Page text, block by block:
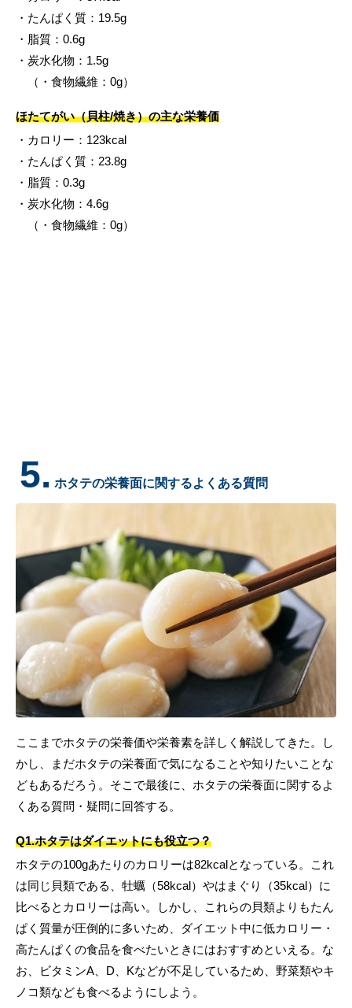
・たんぱく質：19.5g
・脂質：0.6g
・炭水化物：1.5g
（・食物繊維：0g）
ほたてがい（貝柱/焼き）の主な栄養価
・カロリー：123kcal
・たんぱく質：23.8g
・脂質：0.3g
・炭水化物：4.6g
（・食物繊維：0g）
5. ホタテの栄養面に関するよくある質問
ここまでホタテの栄養価や栄養素を詳しく解説してきた。し
かし、まだホタテの栄養面で気になることや知りたいことな
どもあるだろう。そこで最後に、ホタテの栄養面に関するよ
くある質問・疑問に回答する。
Q1.ホタテはダイエットにも役立つ？
ホタテの100gあたりのカロリーは82kcalとなっている。これ
は同じ貝類である、牡蠣（58kcal）やはまぐり（35kcal）に
比べるとカロリーは高い。しかし、これらの貝類よりもたん
ぱく質量が圧倒的に多いため、ダイエット中に低カロリー・
高たんぱくの食品を食べたいときにはおすすめといえる。な
お、ビタミンA、D、Kなどが不足しているため、野菜類やキ
ノコ類なども食べるようにしよう。